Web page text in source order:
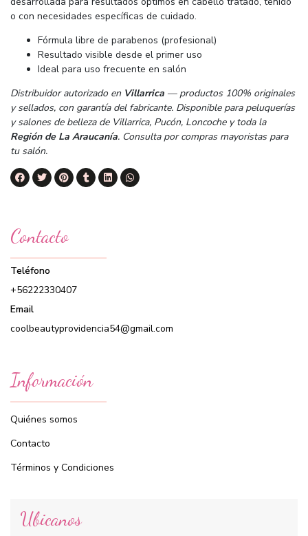
o con necesidades específicas de cuidado.
Fórmula libre de parabenos (profesional)
Resultado visible desde el primer uso
Ideal para uso frecuente en salón
Distribuidor autorizado en Villarrica — productos 100% originales
y sellados, con garantía del fabricante. Disponible para peluquerías
y salones de belleza de Villarrica, Pucón, Loncoche y toda la
Región de La Araucanía. Consulta por compras mayoristas para
tu salón.
Contacto
Teléfono
+56222330407
Email
coolbeautyprovidencia54@gmail.com
Información
Quiénes somos
Contacto
Términos y Condiciones
Ubicanos